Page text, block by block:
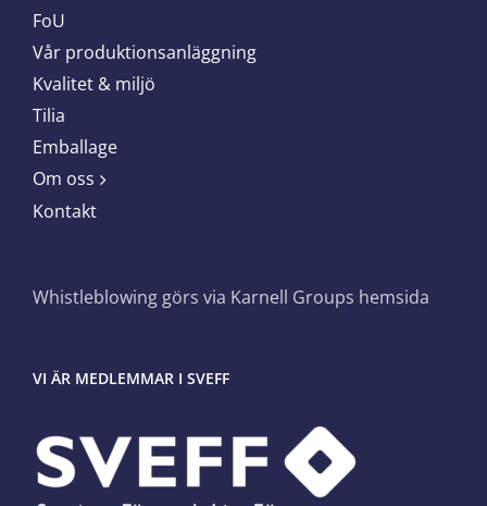
FoU
Vår produktionsanläggning
Kvalitet & miljö
Tilia
Emballage
Om oss
Kontakt
Whistleblowing görs via Karnell Groups hemsida
VI ÄR MEDLEMMAR I SVEFF